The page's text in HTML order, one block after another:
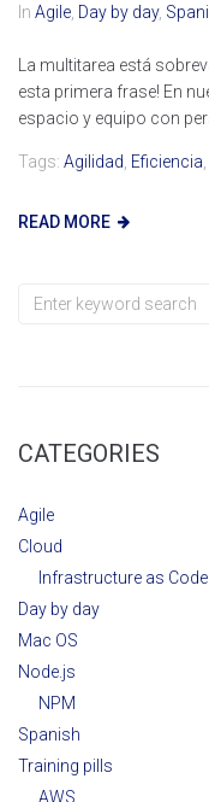
In Agile Day by day,
La multitarea está
esta primera frase! En
espacio y equipo con
Tags: Agilidad Eficiencia
READ MORE
Search
CATEGORIES
Agile
Cloud
Infrastructure as Code
Day by day
Mac OS
Node.js
NPM
Spanish
Training pills
AWS